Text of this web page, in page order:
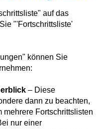
auf das
"'Fortschrittsliste'
können Sie
– Diese
dann zu beachten,
mehrere Fortschrittslisten
nur einer